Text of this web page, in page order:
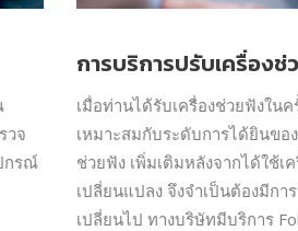
วจ
กรณ์
การบริการปรับเครื่อง
เมื่อท่านได้รับเครื่องช่วยฟังใน
เหมาะสมกับระดับการได้ยินขอ
ช่วยฟัง เพิ่มเติมหลังจากได้ใช้เ
เปลี่ยนแปลง จึงจำเป็นต้องมีกา
เปลี่ยนไป ทางบริษัทมีบริการ